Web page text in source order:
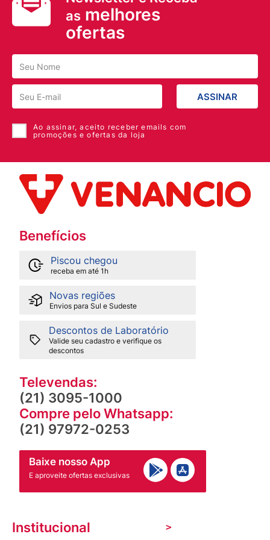
as melhores
ofertas
ASSINAR
Ao assinar, aceito receber emails com
promoções e ofertas da loja
Benefícios
Piscou chegou
receba em até 1h
Novas regiões
Envios para Sul e Sudeste
Descontos de Laboratório
Valide seu cadastro e verifique os
descontos
Televendas:
(21) 3095-1000
Compre pelo Whatsapp:
(21) 97972-0253
Baixe nosso App
E aproveite ofertas exclusivas
Institucional